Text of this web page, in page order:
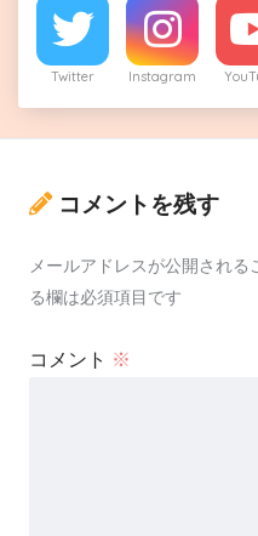
Twitter Instagram
コメントを残す
メールアドレスが公開される
る欄は必須項目です
コメント ※